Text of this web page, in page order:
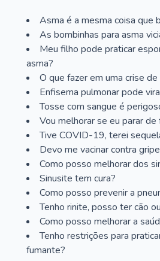
Asma é a mesma coisa que
As bombinhas para asma
Meu filho pode praticar
asma?
O que fazer em uma crise
Enfisema pulmonar pode
Tosse com sangue é
Vou melhorar se eu parar de
Tive COVID-19, terei
Devo me vacinar contra
Como posso melhorar dos
Sinusite tem cura?
Como posso prevenir a
Tenho rinite, posso ter cão
Como posso melhorar a
Tenho restrições para
fumante?